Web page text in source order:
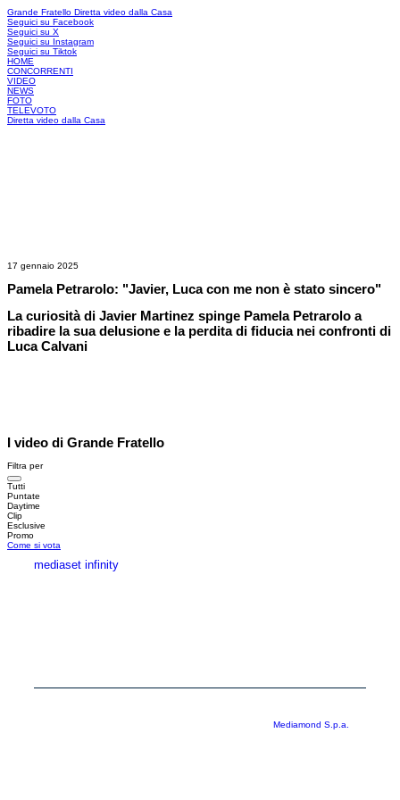
Grande Fratello Diretta video dalla Casa
Seguici su Facebook
Seguici su X
Seguici su Instagram
Seguici su Tiktok
HOME
CONCORRENTI
VIDEO
NEWS
FOTO
TELEVOTO
Diretta video dalla Casa
17 gennaio 2025
Pamela Petrarolo: "Javier, Luca con me non è stato sincero"
La curiosità di Javier Martinez spinge Pamela Petrarolo a
ribadire la sua delusione e la perdita di fiducia nei confronti di
Luca Calvani
I video di Grande Fratello
Filtra per
Tutti
Puntate
Daytime
Clip
Esclusive
Promo
Come si vota
mediaset infinity
Mediamond S.p.a.